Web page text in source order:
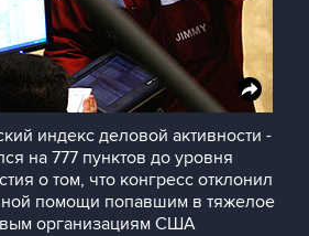
индекс деловой активности -
на 777 пунктов до уровня
о том, что конгресс отклонил
помощи попавшим в тяжелое
организациям США